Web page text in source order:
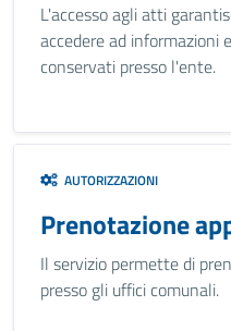
L'accesso agli atti
accedere ad informazioni
conservati presso l'ente.
AUTORIZZAZIONI
Prenotazione
Il servizio permette di
presso gli uffici comunali.